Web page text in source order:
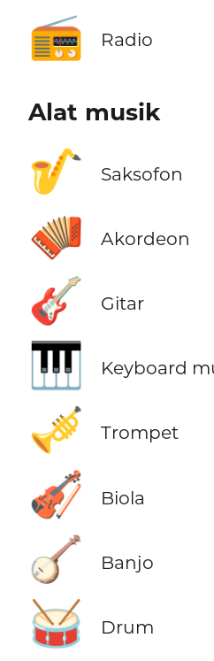
📻 Radio
Alat musik
🎷 Saksofon
🪗 Akordeon
🎸 Gitar
🎹 Keyboard
🎺 Trompet
🎻 Biola
🪕 Banjo
🥁 Drum